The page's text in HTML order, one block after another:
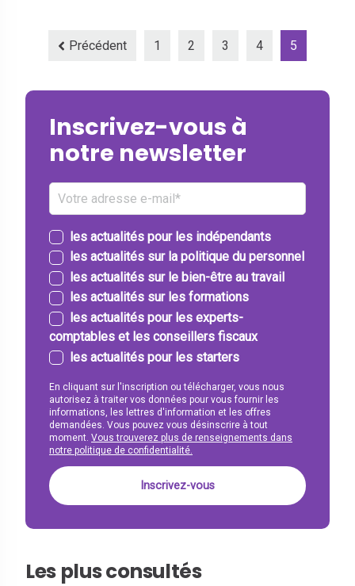
Précédent 1 2 3 4 5
Inscrivez-vous à
notre newsletter
les actualités pour les indépendants
les actualités sur la politique du personnel
les actualités sur le bien-être au travail
les actualités sur les formations
les actualités pour les experts-
comptables et les conseillers fiscaux
les actualités pour les starters
En cliquant sur l'inscription ou télécharger, vous nous
autorisez à traiter vos données pour vous fournir les
informations, les lettres d'information et les offres
demandées. Vous pouvez vous désinscrire à tout
moment. Vous trouverez plus de renseignements dans
notre politique de confidentialité.
Les plus consultés